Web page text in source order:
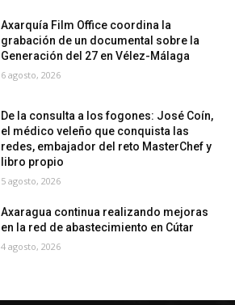
Axarquía Film Office coordina la
grabación de un documental sobre la
Generación del 27 en Vélez-Málaga
6 agosto, 2026
De la consulta a los fogones: José Coín,
el médico veleño que conquista las
redes, embajador del reto MasterChef y
libro propio
5 agosto, 2026
Axaragua continua realizando mejoras
en la red de abastecimiento en Cútar
4 agosto, 2026